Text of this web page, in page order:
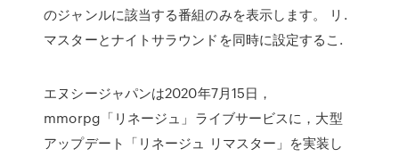
のジャンルに該当する番組のみを表示します。 リ.
マスターとナイトサラウンドを同時に設定するこ.
エヌシージャパンは2020年7月15日，
mmorpg「リネージュ」ライブサービスに，大型
アップデート「リネージュ リマスター」を実装し